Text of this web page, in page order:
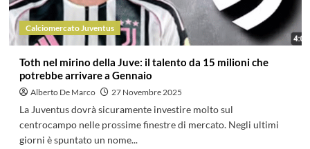
Calciomercato Juventus
Toth nel mirino della Juve: il talento da 15 milioni che
potrebbe arrivare a Gennaio
Alberto De Marco 27 Novembre 2025
La Juventus dovrà sicuramente investire molto sul
centrocampo nelle prossime finestre di mercato. Negli ultimi
giorni è spuntato un nome...